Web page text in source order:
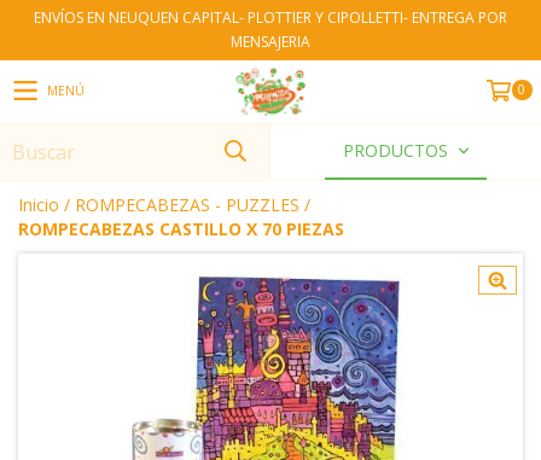
ENVÍOS EN NEUQUEN CAPITAL- PLOTTIER Y CIPOLLETTI- ENTREGA POR
MENSAJERIA
MENÚ 0
PRODUCTOS
Inicio / ROMPECABEZAS - PUZZLES /
ROMPECABEZAS CASTILLO X 70 PIEZAS